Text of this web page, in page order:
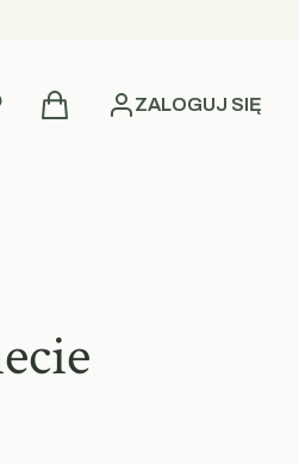
Produkty w koszyku: 0.
ZALOGUJ SIĘ